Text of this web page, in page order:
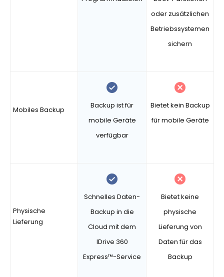
oder zusätzlichen
Betriebssystemen
sichern
Mobiles Backup
Backup ist für
mobile Geräte
verfügbar
Bietet kein Backup
für mobile Geräte
Physische
Lieferung
Schnelles Daten-
Backup in die
Cloud mit dem
IDrive 360
Express™-Service
Bietet keine
physische
Lieferung von
Daten für das
Backup